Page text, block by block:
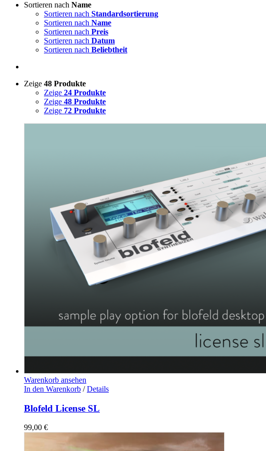
Sortieren nach Name
Sortieren nach Standardsortierung
Sortieren nach Name
Sortieren nach Preis
Sortieren nach Datum
Sortieren nach Beliebtheit
Zeige 48 Produkte
Zeige 24 Produkte
Zeige 48 Produkte
Zeige 72 Produkte
Warenkorb ansehen
In den Warenkorb / Details
Blofeld License SL
99,00 €